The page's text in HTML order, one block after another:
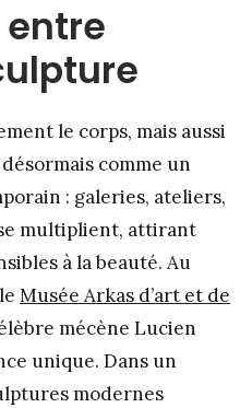
entre
le corps, mais aussi
comme un
: galeries, ateliers,
multiplient, attirant
à la beauté. Au
Musée Arkas d’art et de
mécène Lucien
unique. Dans un
modernes